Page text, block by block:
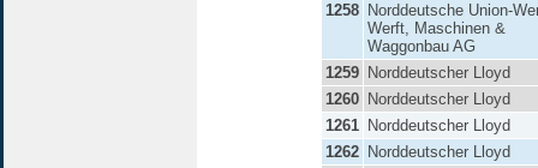
1258 Norddeutsche Union-
Werft, Maschinen &
Waggonbau AG
1259 Norddeutscher Lloyd
1260 Norddeutscher Lloyd
1261 Norddeutscher Lloyd
1262 Norddeutscher Lloyd